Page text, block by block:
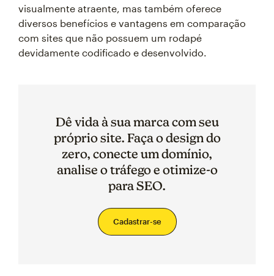
visualmente atraente, mas também oferece
diversos benefícios e vantagens em comparação
com sites que não possuem um rodapé
devidamente codificado e desenvolvido.
Dê vida à sua marca com seu
próprio site. Faça o design do
zero, conecte um domínio,
analise o tráfego e otimize-o
para SEO.
Cadastrar-se